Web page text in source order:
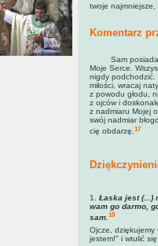
twoje
Komentarz
Sam posiadam
Moje Serce.
nigdy podchodzić.
miłości, wracaj
z powodu głodu,
z ojców i
z nadmiaru Mojej
swój nadmiar
cię obdarzę.17
1. Łaska jest (...)
wam go darmo,
sam.18
Ojcze, dziękujemy
jestem!" i wtulić